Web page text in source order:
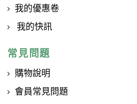
我的優惠卷
我的快訊
常見問題
購物說明
會員常見問題